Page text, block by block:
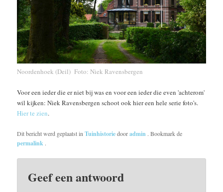
Noordenhoek (Deil) Foto: Niek Ravensbergen
Voor een ieder die er niet bij was en voor een ieder die even 'achterom'
wil kijken: Niek Ravensbergen schoot ook hier een hele serie foto's.
Hier te zien.
Dit bericht werd geplaatst inTuinhistoriedooradmin . Bookmark de
permalink .
Geef een antwoord